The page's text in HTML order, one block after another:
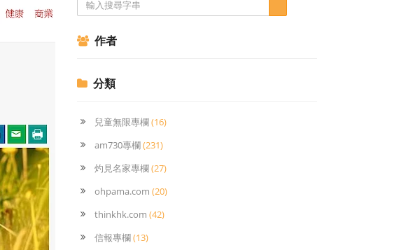
作者
分類
兒童無限專欄(16)
am730專欄(231)
灼見名家專欄(27)
ohpama.com (20)
thinkhk.com (42)
信報專欄(13)